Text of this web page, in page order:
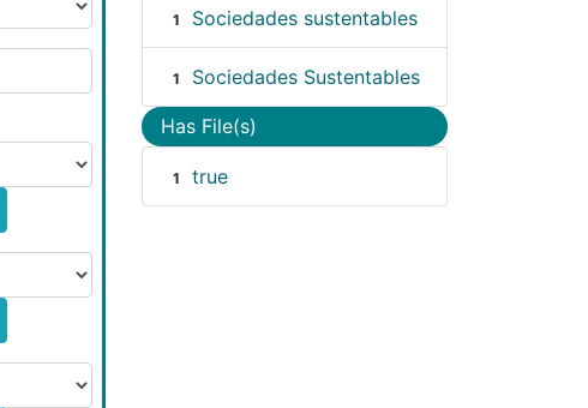
1 Sociedades sustentables
1 Sociedades Sustentables
Has File(s)
1 true